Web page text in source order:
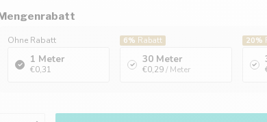
Ohne Rabatt
1 Meter
€0,31
6% Rabatt
30 Meter
€0,29 / Meter
20%